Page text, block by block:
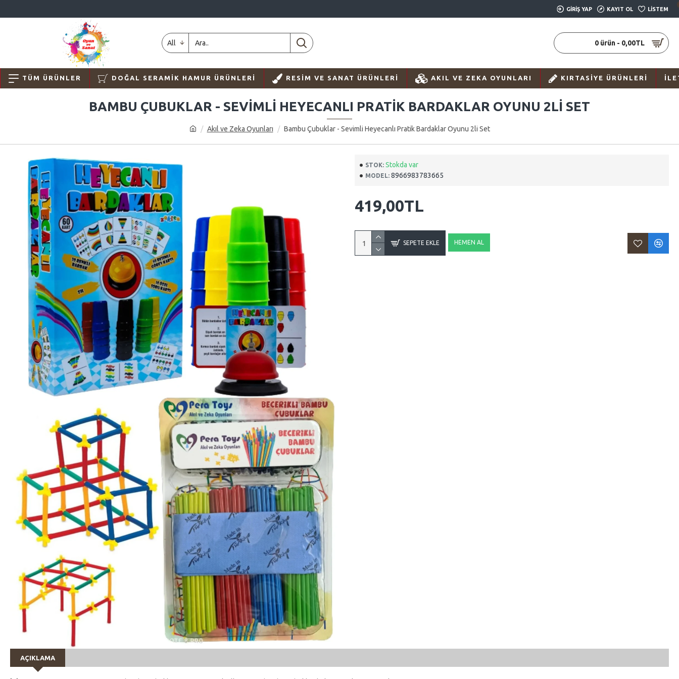
GIRIŞ YAP KAYIT OL LISTEM
All 0 ürün - 0,00TL
TÜM ÜRÜNLER DOĞAL SERAMIK HAMUR ÜRÜNLERI RESIM VE SANAT ÜRÜNLERI AKIL VE ZEKA OYUNLARI KIRTASIYE ÜRÜNLERI
Akıl ve Zeka Oyunları Bambu Çubuklar - Sevimli Heyecanlı Pratik Bardaklar Oyunu 2li Set
BAMBU ÇUBUKLAR - SEVIMLI HEYECANLI PRATIK BARDAKLAR OYUNU 2LI SET
STOK: Stokda var
MODEL: 8966983783665
419,00TL
SEPETE EKLE HEMEN AL
AÇIKLAMA